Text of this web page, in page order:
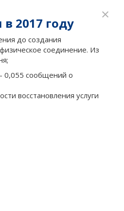
×
2017 году
до создания
соединение. Из
0,055 сообщений о
восстановления услуги